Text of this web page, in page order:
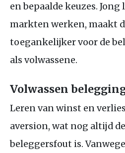
en bepaalde keuzes.
markten werken, maakt
toegankelijker voor de
als volwassene.
Volwassen
Leren van winst en
aversion, wat nog altijd
beleggersfout is.